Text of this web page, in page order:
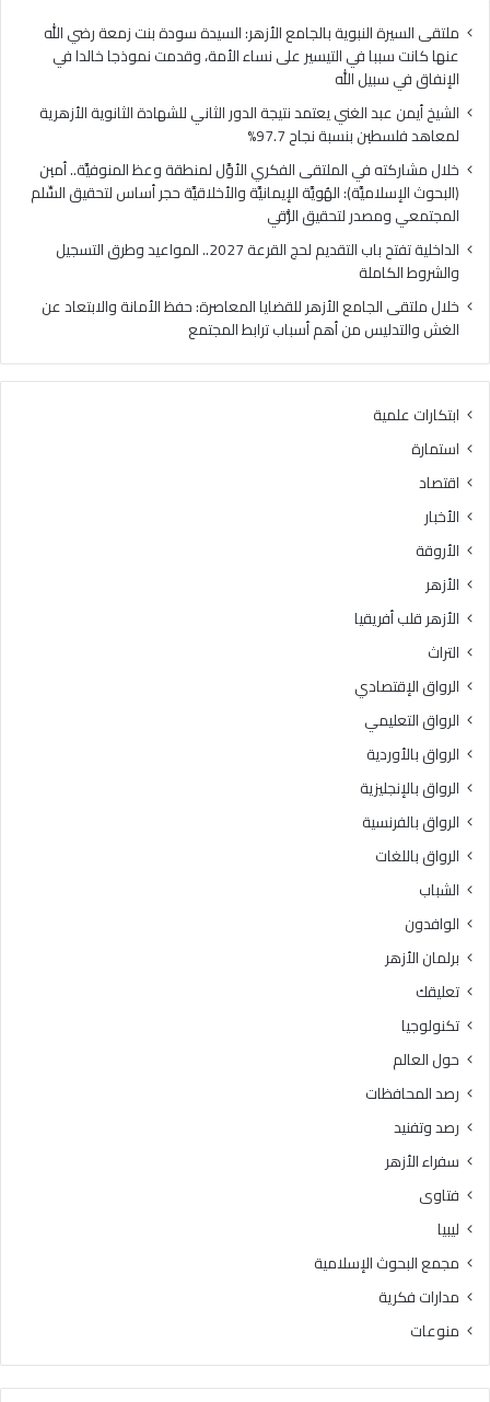
بنسبة
نجاح
97.7%
ملتقى السيرة النبوية بالجامع الأزهر: السيدة سودة بنت زمعة رضي الله
عنها كانت سببا في التيسير على نساء الأمة، وقدمت نموذجا خالدا في
الإنفاق في سبيل الله
الشيخ أيمن عبد الغني يعتمد نتيجة الدور الثاني للشهادة الثانوية الأزهرية
لمعاهد فلسطين بنسبة نجاح 97.7%
خلال مشاركته في الملتقى الفكري الأوَّل لمنطقة وعظ المنوفيَّة.. أمين
(البحوث الإسلاميَّة): الهُويَّة الإيمانيَّة والأخلاقيَّة حجر أساس لتحقيق السِّلم
المجتمعي ومصدر لتحقيق الرُّقي
الداخلية تفتح باب التقديم لحج القرعة 2027.. المواعيد وطرق التسجيل
والشروط الكاملة
خلال ملتقى الجامع الأزهر للقضايا المعاصرة: حفظ الأمانة والابتعاد عن
الغش والتدليس من أهم أسباب ترابط المجتمع
ابتكارات علمية
استمارة
اقتصاد
الأخبار
الأروقة
الأزهر
الأزهر قلب أفريقيا
التراث
الرواق الإقتصادي
الرواق التعليمي
الرواق بالأوردية
الرواق بالإنجليزية
الرواق بالفرنسية
الرواق باللغات
الشباب
الوافدون
برلمان الأزهر
تعليقك
تكنولوجيا
حول العالم
رصد المحافظات
رصد وتفنيد
سفراء الأزهر
فتاوى
ليبيا
مجمع البحوث الإسلامية
مدارات فكرية
منوعات